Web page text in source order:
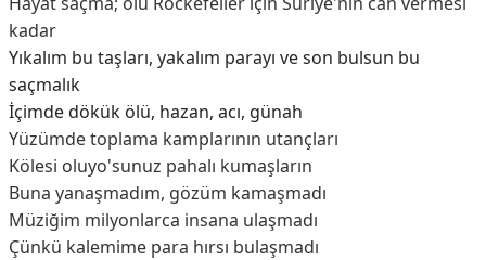
kadar
Yıkalım bu taşları, yakalım parayı ve son bulsun bu
saçmalık
İçimde dökük ölü, hazan, acı, günah
Yüzümde toplama kamplarının utançları
Kölesi oluyo'sunuz pahalı kumaşların
Buna yanaşmadım, gözüm kamaşmadı
Müziğim milyonlarca insana ulaşmadı
Çünkü kalemime para hırsı bulaşmadı